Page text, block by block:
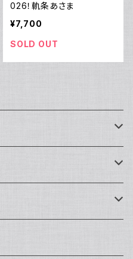
026！軌条あさま
¥7,700
SOLD OUT